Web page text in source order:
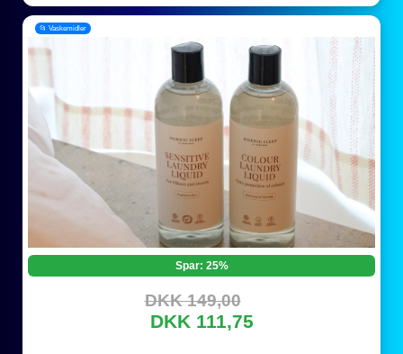
📂 Vaskemidler
Spar: 25%
DKK 149,00
DKK 111,75